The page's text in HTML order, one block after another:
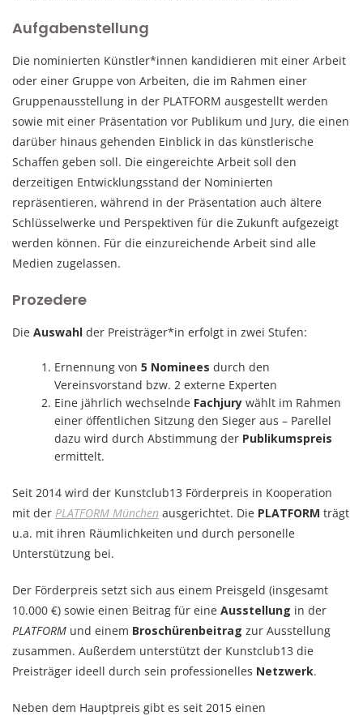
Aufgabenstellung
Die nominierten Künstler*innen kandidieren mit einer Arbeit
oder einer Gruppe von Arbeiten, die im Rahmen einer
Gruppenausstellung in der PLATFORM ausgestellt werden
sowie mit einer Präsentation vor Publikum und Jury, die einen
darüber hinaus gehenden Einblick in das künstlerische
Schaffen geben soll. Die eingereichte Arbeit soll den
derzeitigen Entwicklungsstand der Nominierten
repräsentieren, während in der Präsentation auch ältere
Schlüsselwerke und Perspektiven für die Zukunft aufgezeigt
werden können. Für die einzureichende Arbeit sind alle
Medien zugelassen.
Prozedere
Die Auswahl der Preisträger*in erfolgt in zwei Stufen:
Ernennung von5 Nominees durch den
Vereinsvorstand bzw. 2 externe Experten
Eine jährlich wechselnde Fachjury wählt im Rahmen
einer öffentlichen Sitzung den Sieger aus – Parellel
dazu wird durch Abstimmung der Publikumspreis
ermittelt.
Seit 2014 wird der Kunstclub13 Förderpreis in Kooperation
mit der PLATFORM München ausgerichtet. Die PLATFORM trägt
u.a. mit ihren Räumlichkeiten und durch personelle
Unterstützung bei.
Der Förderpreis setzt sich aus einem Preisgeld (insgesamt
10.000 €) sowie einen Beitrag für eine Ausstellung in der
PLATFORM und einem Broschürenbeitrag zur Ausstellung
zusammen. Außerdem unterstützt der Kunstclub13 die
Preisträger ideell durch sein professionelles Netzwerk.
Neben dem Hauptpreis gibt es seit 2015 einen